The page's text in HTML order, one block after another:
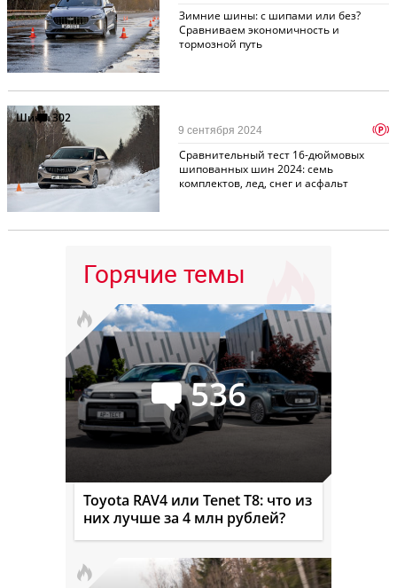
Зимние шины: с шипами или без?
Сравниваем экономичность и
тормозной путь
Шины302
Сравнительный тест 16-дюймовых
шипованных шин 2024: семь
комплектов, лед, снег и асфальт
9 сентября 2024 p
Горячие темы
536
Toyota RAV4 или Tenet T8: что из
них лучше за 4 млн рублей?